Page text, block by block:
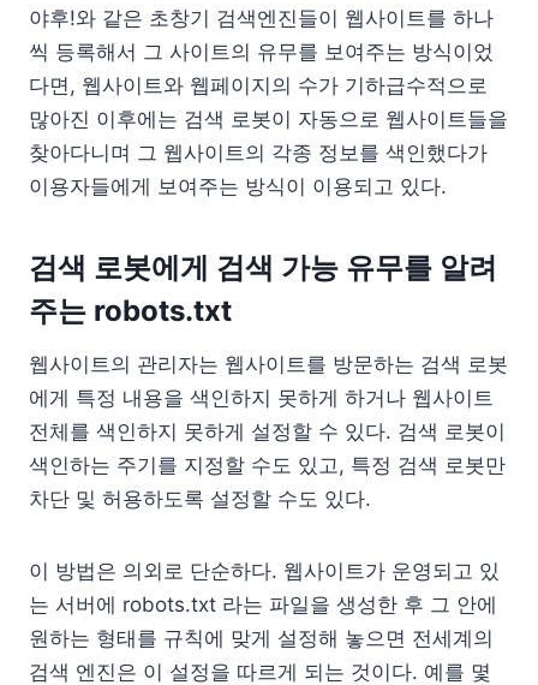
야후!와 같은 초창기 검색엔진들이 웹사이트를 하나
씩 등록해서 그 사이트의 유무를 보여주는 방식이었
다면, 웹사이트와 웹페이지의 수가 기하급수적으로
많아진 이후에는 검색 로봇이 자동으로 웹사이트들을
찾아다니며 그 웹사이트의 각종 정보를 색인했다가
이용자들에게 보여주는 방식이 이용되고 있다.
검색 로봇에게 검색 가능 유무를 알려
주는 robots.txt
웹사이트의 관리자는 웹사이트를 방문하는 검색 로봇
에게 특정 내용을 색인하지 못하게 하거나 웹사이트
전체를 색인하지 못하게 설정할 수 있다. 검색 로봇이
색인하는 주기를 지정할 수도 있고, 특정 검색 로봇만
차단 및 허용하도록 설정할 수도 있다.
이 방법은 의외로 단순하다. 웹사이트가 운영되고 있
는 서버에 robots.txt 라는 파일을 생성한 후 그 안에
원하는 형태를 규칙에 맞게 설정해 놓으면 전세계의
검색 엔진은 이 설정을 따르게 되는 것이다. 예를 몇